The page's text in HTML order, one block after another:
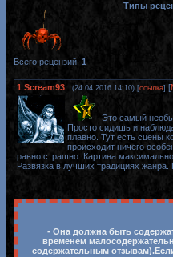
Типы
Всего рецензий: 1
1 Scream93 (24.04.2016 14:10) [ссылка] [
Это самый
Просто сидишь и
плавно. Тут есть сцены
происходит ничего
равно страшно. Картина
Развязка в лучших традициях
- Она должна быть
временем
содержательным